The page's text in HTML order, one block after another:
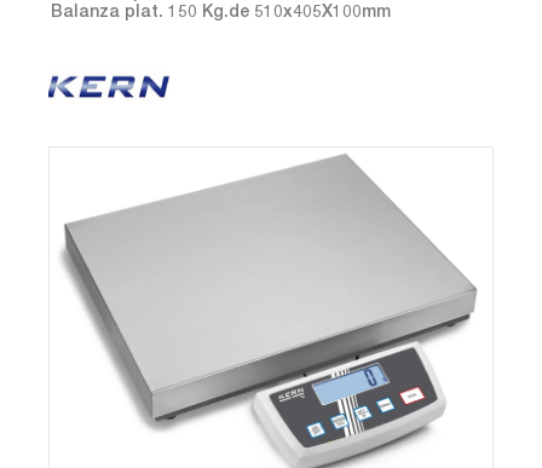
Balanza plat. 150 Kg.de 510x405X100mm